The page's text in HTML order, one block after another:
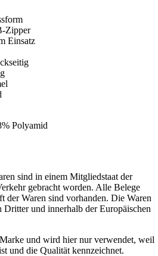
Zipper
Einsatz
Polyamid
sind in einem Mitgliedstaat der
gebracht worden. Alle Belege
der Waren sind vorhanden. Die Waren
Dritter und innerhalb der Europäischen
und wird hier nur verwendet, weil
und die Qualität kennzeichnet.